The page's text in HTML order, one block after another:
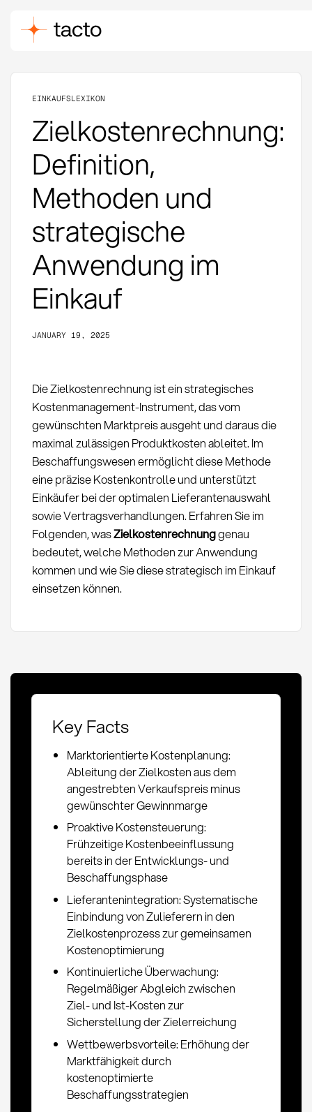
EINKAUFSLEXIKON
Zielkostenrechnung:
Definition,
Methoden und
strategische
Anwendung im
Einkauf
JANUARY 19, 2025
Die Zielkostenrechnung ist ein strategisches
Kostenmanagement-Instrument, das vom
gewünschten Marktpreis ausgeht und daraus die
maximal zulässigen Produktkosten ableitet. Im
Beschaffungswesen ermöglicht diese Methode
eine präzise Kostenkontrolle und unterstützt
Einkäufer bei der optimalen Lieferantenauswahl
sowie Vertragsverhandlungen. Erfahren Sie im
Folgenden, wasZielkostenrechnunggenau
bedeutet, welche Methoden zur Anwendung
kommen und wie Sie diese strategisch im Einkauf
einsetzen können.
Key Facts
Marktorientierte Kostenplanung:
Ableitung der Zielkosten aus dem
angestrebten Verkaufspreis minus
gewünschter Gewinnmarge
Proaktive Kostensteuerung:
Frühzeitige Kostenbeeinflussung
bereits in der Entwicklungs- und
Beschaffungsphase
Lieferantenintegration: Systematische
Einbindung von Zulieferern in den
Zielkostenprozess zur gemeinsamen
Kostenoptimierung
Kontinuierliche Überwachung:
Regelmäßiger Abgleich zwischen
Ziel- und Ist-Kosten zur
Sicherstellung der Zielerreichung
Wettbewerbsvorteile: Erhöhung der
Marktfähigkeit durch
kostenoptimierte
Beschaffungsstrategien